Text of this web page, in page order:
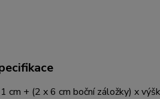
cm + (2 x 6 cm boční záložky) x